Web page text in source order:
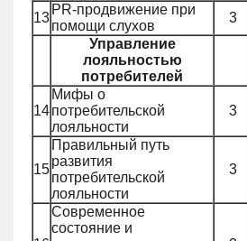
13
PR-продвижение при
помощи слухов
3
Управление
лояльностью
потребителей
14
Мифы о
потребительской
лояльности
3
15
Правильный путь
развития
потребительской
лояльности
3
Современное
состояние и